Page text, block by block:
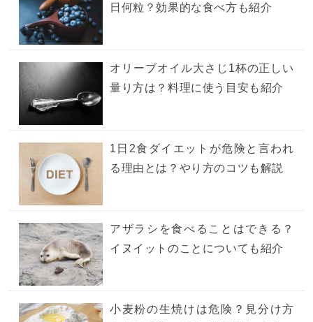
日何粒？効果的な食べ方も紹介
オリーブオイル大さじ1杯の正しい
量り方は？料理に使う目安も紹介
1日2食ダイエットが危険と言われ
る理由とは？やり方のコツも解説
アザラシを食べることはできる？
イヌイットのことについても紹介
小麦粉の生焼けは危険？見分け方